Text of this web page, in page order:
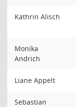
Kathrin Alisch
Monika
Andrich
Liane Appelt
Sebastian